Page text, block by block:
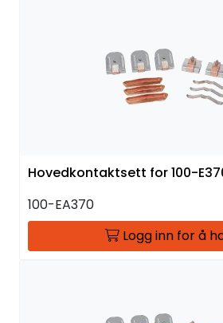
Hovedkontaktsett for 100-
100-EA370
Logg inn for å